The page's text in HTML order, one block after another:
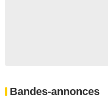
Bandes-annonces